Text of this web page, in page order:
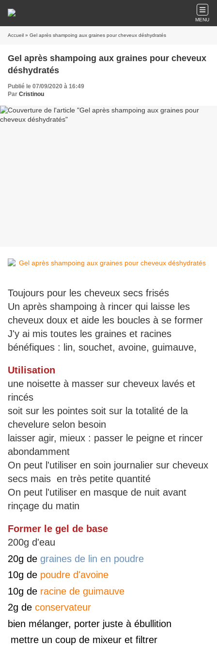
MENU
Accueil » Gel après shampoing aux graines pour cheveux déshydratés
Gel après shampoing aux graines pour cheveux
déshydratés
Publié le 07/09/2020 à 16:49
Par Cristinou
Toujours pour les cheveux secs frisés
Un après shampoing à rincer qui laisse les
cheveux doux et aide les boucles à se former
J'y ai mis toutes les graines et racines
bénéfiques : lin, souchet, avoine, guimauve,
Utilisation
une noisette à masser sur cheveux lavés et
rincés
soit sur les pointes soit sur la totalité de la
chevelure selon besoin
laisser agir, mieux : passer le peigne et rincer
abondamment
On peut l'utiliser en soin journalier sur cheveux
secs mais en très petite quantité
On peut l'utiliser en masque de nuit avant
rinçage du matin
Former le gel de base
200g d'eau
20g de graines de lin en poudre
10g de poudre d'avoine
10g de racine de guimauve
2g de conservateur
bien mélanger, porter juste à ébullition
mettre un coup de mixeur et filtrer